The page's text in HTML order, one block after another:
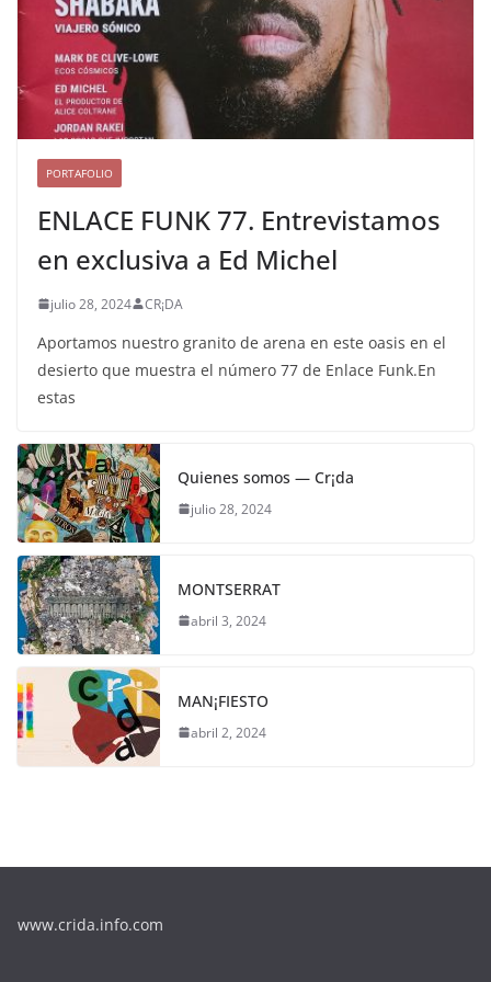
PORTAFOLIO
ENLACE FUNK 77. Entrevistamos
en exclusiva a Ed Michel
julio 28, 2024 CR¡DA
Aportamos nuestro granito de arena en este oasis en el
desierto que muestra el número 77 de Enlace Funk.En
estas
Quienes somos — Cr¡da
julio 28, 2024
MONTSERRAT
abril 3, 2024
MAN¡FIESTO
abril 2, 2024
www.crida.info.com